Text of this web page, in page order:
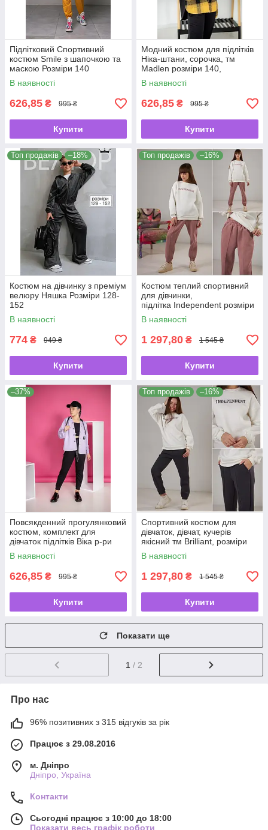
Підлітковий Спортивний
костюм Smile з шапочкою та
маскою Розміри 140
В наявності
626,85 ₴ 995 ₴
Купити
Модний костюм для підлітків
Ніка-штани, сорочка, тм
Madlen розміри 140,
В наявності
626,85 ₴ 995 ₴
Купити
Топ продажів –18%
Костюм на дівчинку з преміум
велюру Няшка Розміри 128-
152
В наявності
774 ₴ 949 ₴
Купити
Топ продажів –16%
Костюм теплий спортивний
для дівчинки,
підлітка Independent розміри
140 146 152 158
В наявності
1 297,80 ₴ 1 545 ₴
Купити
–37%
Повсякденний прогулянковий
костюм, комплект для
дівчаток підлітків Віка р-ри
140 146 тм Madlen
В наявності
626,85 ₴ 995 ₴
Купити
Топ продажів –16%
Спортивний костюм для
дівчаток, дівчат, кучерів
якісний тм Brilliant, розміри
140-164
В наявності
1 297,80 ₴ 1 545 ₴
Купити
Показати ще
1 / 2
Про нас
96% позитивних з 315 відгуків за рік
Працює з 29.08.2016
м. Дніпро
Дніпро, Україна
Контакти
Сьогодні працює з 10:00 до 18:00
Показати весь графік роботи